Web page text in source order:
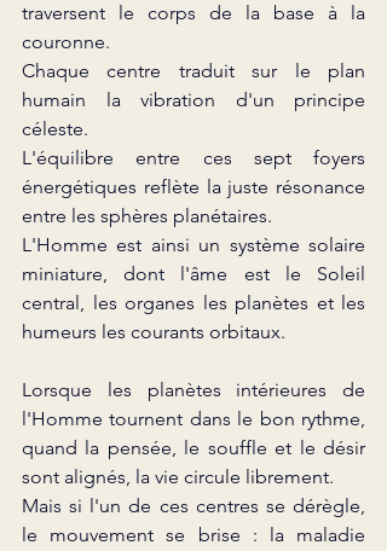
traversent le corps de la base à la
couronne.
Chaque centre traduit sur le plan
humain la vibration d'un principe
céleste.
L'équilibre entre ces sept foyers
énergétiques reflète la juste résonance
entre les sphères planétaires.
L'Homme est ainsi un système solaire
miniature, dont l'âme est le Soleil
central, les organes les planètes et les
humeurs les courants orbitaux.
Lorsque les planètes intérieures de
l'Homme tournent dans le bon rythme,
quand la pensée, le souffle et le désir
sont alignés, la vie circule librement.
Mais si l'un de ces centres se dérègle,
le mouvement se brise : la maladie